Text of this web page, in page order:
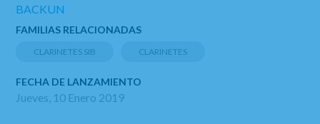
BACKUN
FAMILIAS RELACIONADAS
CLARINETES SIB CLARINETES
FECHA DE LANZAMIENTO
Jueves, 10 Enero 2019